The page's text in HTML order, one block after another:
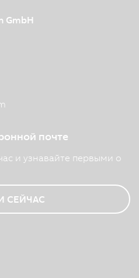
GmbH
почте
и узнавайте первыми о
СЕЙЧАС